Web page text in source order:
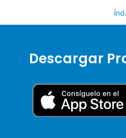
Descargar